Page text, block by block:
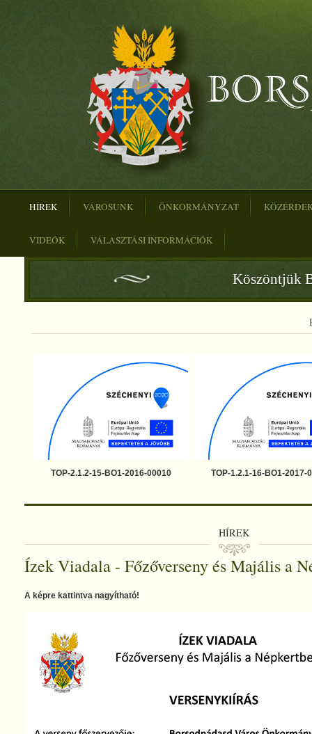
HÍREK VÁROSUNK ÖNKORMÁNYZAT
VIDEÓK VÁLASZTÁSI INFORMÁCIÓK
Köszöntjük
TOP-2.1.2-15-BO1-2016-00010 TOP-1.2.1-16-BO1-2017-
HÍREK
Ízek Viadala - Főzőverseny és Majális a
A képre kattintva nagyítható!